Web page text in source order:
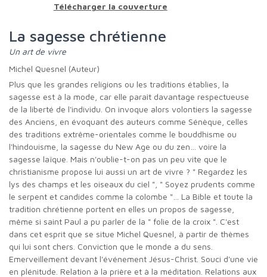
Télécharger la couverture
La sagesse chrétienne
Un art de vivre
Michel Quesnel (Auteur)
Plus que les grandes religions ou les traditions établies, la
sagesse est à la mode, car elle paraît davantage respectueuse
de la liberté de l'individu. On invoque alors volontiers la sagesse
des Anciens, en évoquant des auteurs comme Sénèque, celles
des traditions extrême-orientales comme le bouddhisme ou
l'hindouisme, la sagesse du New Age ou du zen… voire la
sagesse laïque. Mais n'oublie-t-on pas un peu vite que le
christianisme propose lui aussi un art de vivre ? " Regardez les
lys des champs et les oiseaux du ciel ", " Soyez prudents comme
le serpent et candides comme la colombe "… La Bible et toute la
tradition chrétienne portent en elles un propos de sagesse,
même si saint Paul a pu parler de la " folie de la croix ". C'est
dans cet esprit que se situe Michel Quesnel, à partir de thèmes
qui lui sont chers. Conviction que le monde a du sens.
Emerveillement devant l'événement Jésus-Christ. Souci d'une vie
en plénitude. Relation à la prière et à la méditation. Relations aux